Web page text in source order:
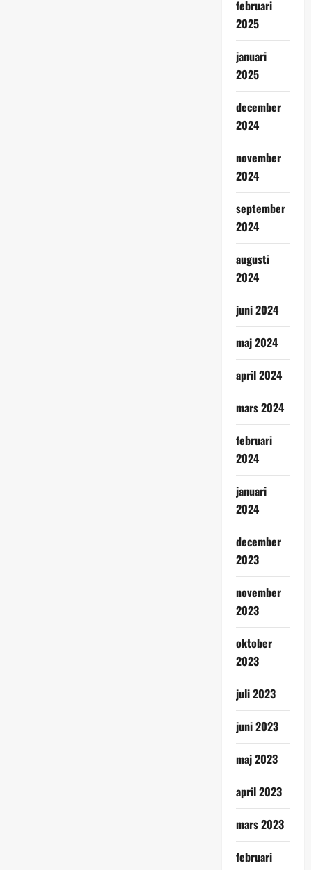
februari
2025
januari
2025
december
2024
november
2024
september
2024
augusti
2024
juni 2024
maj 2024
april 2024
mars 2024
februari
2024
januari
2024
december
2023
november
2023
oktober
2023
juli 2023
juni 2023
maj 2023
april 2023
mars 2023
februari